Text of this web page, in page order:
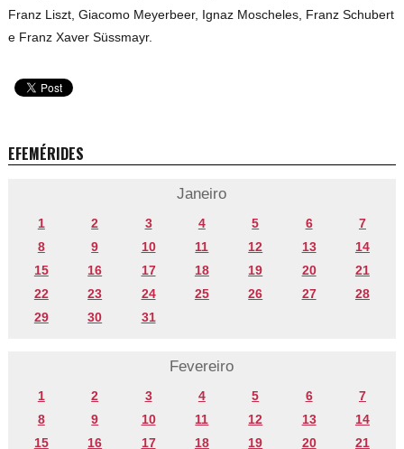
Franz Liszt, Giacomo Meyerbeer, Ignaz Moscheles, Franz Schubert
e Franz Xaver Süssmayr.
EFEMÉRIDES
Janeiro
1 2 3 4 5 6
7
8
9 10 11 12 13
14
15
16 17 18 19 20
21
22
23 24 25 26 27
28
29
30 31
Fevereiro
1 2 3 4 5 6
7
8
9 10 11 12 13
14
15
16 17 18 19 20
21